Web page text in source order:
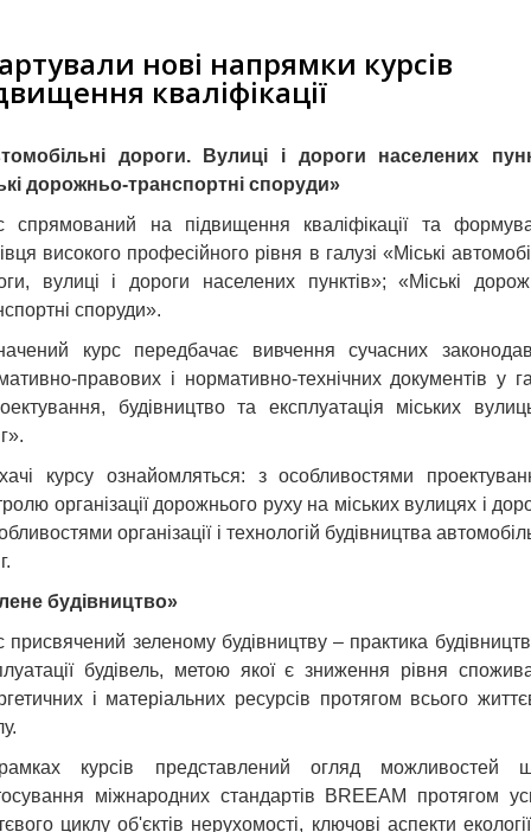
нові напрямки курсів
кваліфікації
дороги. Вулиці і дороги населених
дорожньо-транспортні споруди»
спрямований на підвищення кваліфікації та
високого професійного рівня в галузі «Міські
вулиці і дороги населених пунктів»; «Міські
споруди».
курс передбачає вивчення сучасних
правових і нормативно-технічних документів у
будівництво та експлуатація міських
курсу ознайомляться: з особливостями
організації дорожнього руху на міських вулицях і
організації і технологій будівництва
будівництво»
присвячений зеленому будівництву – практика
будівель, метою якої є зниження рівня
і матеріальних ресурсів протягом всього
курсів представлений огляд можливостей
міжнародних стандартів BREEAM протягом
циклу об'єктів нерухомості, ключові аспекти